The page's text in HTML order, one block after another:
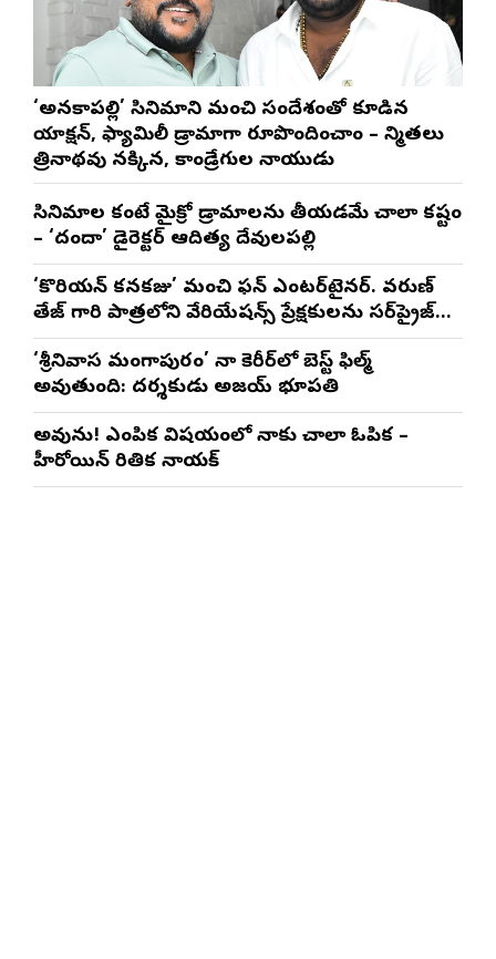
‘అనకాపల్లి’ సినిమాని మంచి సందేశంతో కూడిన
యాక్షన్, ఫ్యామిలీ డ్రామాగా రూపొందించాం – నిర్మాతలు
త్రినాథరావు నక్కిన, కాండ్రేగుల నాయుడు
సినిమాల కంటే మైక్రో డ్రామాలను తీయడమే చాలా కష్టం
– ‘దందా’ డైరెక్ట‌ర్ ఆదిత్య దేవులపల్లి
‘కొరియన్ కనకరాజు’ మంచి ఫన్ ఎంటర్‌టైనర్. వరుణ్
తేజ్ గారి పాత్రలోని వేరియేషన్స్ ప్రేక్షకులను సర్‌ప్రైజ్
చేస్తాయి : దర్శకుడు మేర్లపాక గాంధీ
‘శ్రీనివాస మంగాపురం’ నా కెరీర్‌లో బెస్ట్ ఫిల్మ్
అవుతుంది: దర్శకుడు అజయ్ భూపతి
అవును! ఎంపిక విషయంలో నాకు చాలా ఓపిక –
హీరోయిన్ రితిక నాయక్